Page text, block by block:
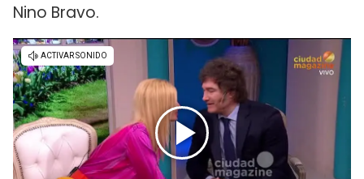
Nino Bravo.